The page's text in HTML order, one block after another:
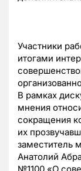
Участники
итогами
В рамках
мнения
сокращения
их
заместитель
Анатолий